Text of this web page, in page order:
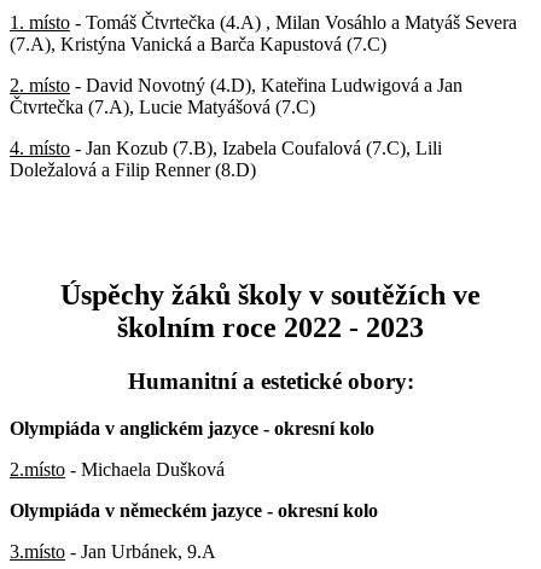
1. místo - Tomáš Čtvrtečka (4.A) , Milan Vosáhlo a Matyáš Severa
(7.A), Kristýna Vanická a Barča Kapustová (7.C)
2. místo - David Novotný (4.D), Kateřina Ludwigová a Jan
Čtvrtečka (7.A), Lucie Matyášová (7.C)
4. místo - Jan Kozub (7.B), Izabela Coufalová (7.C), Lili
Doležalová a Filip Renner (8.D)
Úspěchy žáků školy v soutěžích ve
školním roce 2022 - 2023
Humanitní a estetické obory:
Olympiáda v anglickém jazyce - okresní kolo
2.místo - Michaela Dušková
Olympiáda v německém jazyce - okresní kolo
3.místo - Jan Urbánek, 9.A